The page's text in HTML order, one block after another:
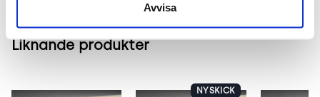
Avvisa
Liknande produkter
NYSKICK